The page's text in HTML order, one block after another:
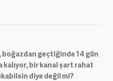
boğazdan geçtiğinde 14 gün
bir kanal şart rahat
diye değil mi?